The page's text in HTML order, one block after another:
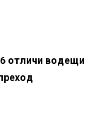
отличи водещи